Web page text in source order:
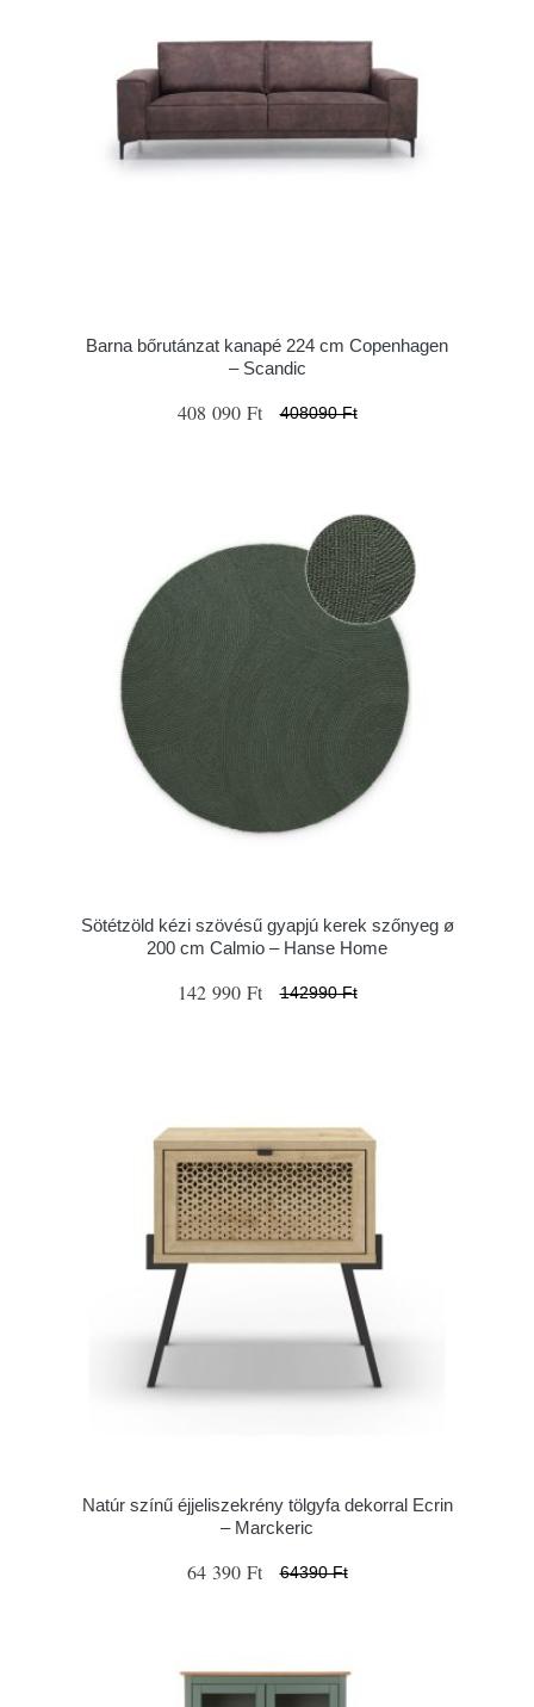
Barna bőrutánzat kanapé 224 cm Copenhagen
– Scandic
408 090 Ft 408090 Ft
Sötétzöld kézi szövésű gyapjú kerek szőnyeg ø
200 cm Calmio – Hanse Home
142 990 Ft 142990 Ft
Natúr színű éjjeliszekrény tölgyfa dekorral Ecrin
– Marckeric
64 390 Ft 64390 Ft